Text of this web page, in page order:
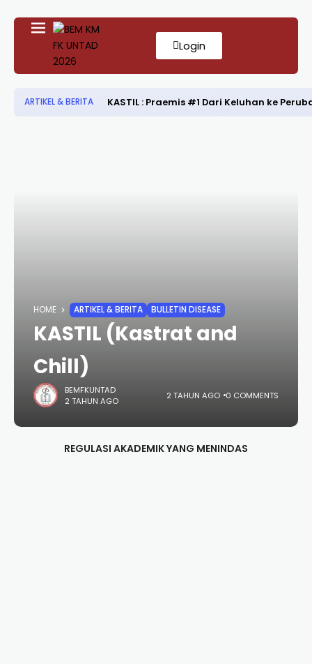
Login
ARTIKEL & BERITA KASTIL : Praemis #1 Dari Keluhan ke
HOME ARTIKEL & BERITA BULLETIN DISEASE
KASTIL (Kastrat and
Chill)
BEMFKUNTAD
2 TAHUN AGO
2 TAHUN AGO 0 COMMENTS
REGULASI AKADEMIK YANG MENINDAS